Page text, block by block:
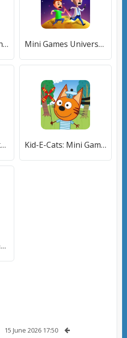
Toilet Time: Fun Mini Games (Туалетное время) [МОД Mega Pack] APK Android Mini Games Universe (Мини Игры Вселенная) [МОД Много денег] APK Android
Moonzy: Bedtime Stories [МОД Все открыто] APK Android Kid-E-Cats: Mini Games [МОД Premium] APK Android
Moonzy: Mini-games for Kids [МОД Все открыто] APK Android
15 June 2026 17:50